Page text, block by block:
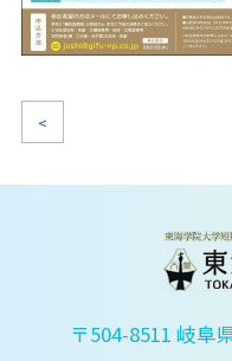
<
〒504-8511 岐阜